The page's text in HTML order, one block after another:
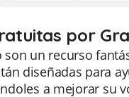
por
un recurso
diseñadas para
a mejorar su